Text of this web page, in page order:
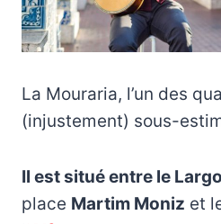
La Mouraria, l’un des
(injustement) sous-
Il est situé entre le
place Martim Moniz et